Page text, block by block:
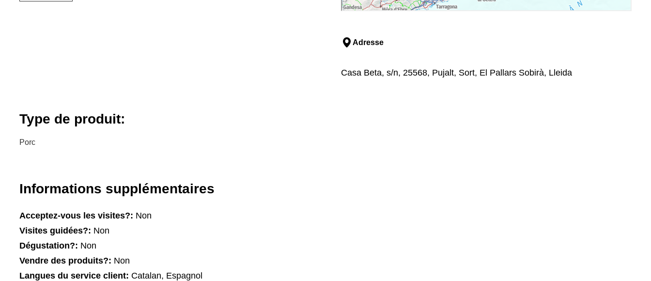
Adresse
Casa Beta, s/n, 25568, Pujalt, Sort, El Pallars Sobirà, Lleida
Type de produit:
Porc
Informations supplémentaires
Acceptez-vous les visites?: Non
Visites guidées?: Non
Dégustation?: Non
Vendre des produits?: Non
Langues du service client: Catalan, Espagnol